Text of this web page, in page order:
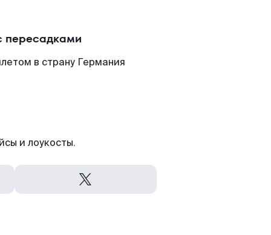
пересадками
в страну Германия
и лоукосты.